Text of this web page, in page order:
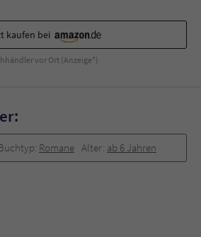
kaufen bei
vor Ort (Anzeige*)
Romane Alter: ab 6 Jahren